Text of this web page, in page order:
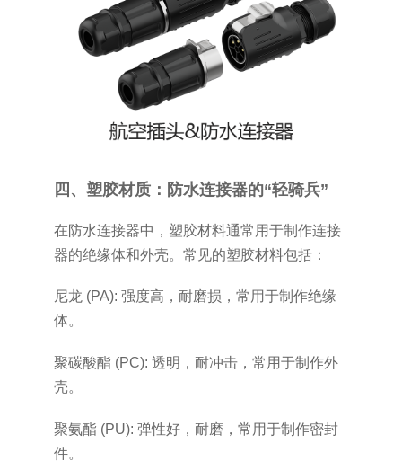
四、塑胶材质：防水连接器的“轻骑兵”
在防水连接器中，塑胶材料通常用于制作连接
器的绝缘体和外壳。常见的塑胶材料包括：
尼龙 (PA): 强度高，耐磨损，常用于制作绝缘
体。
聚碳酸酯 (PC): 透明，耐冲击，常用于制作外
壳。
聚氨酯 (PU): 弹性好，耐磨，常用于制作密封
件。